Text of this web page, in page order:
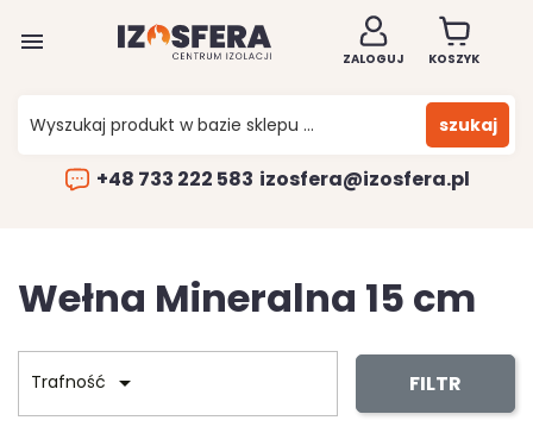

ZALOGUJ KOSZYK
szukaj
+48 733 222 583 izosfera@izosfera.pl
Wełna Mineralna 15 cm
Trafność  FILTR